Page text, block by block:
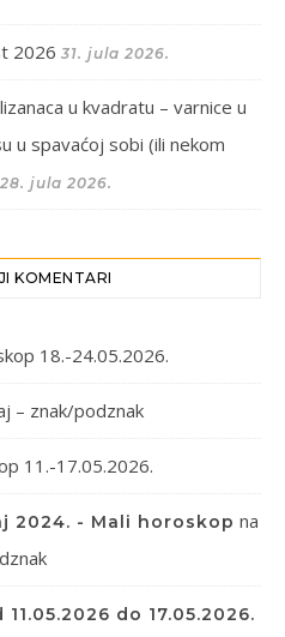
2026 31. jula 2026.
u kvadratu – varnice u
u spavaćoj sobi (ili nekom
28. jula 2026.
KOMENTARI
18.-24.05.2026.
– znak/podznak
11.-17.05.2026.
2024. - Mali horoskop na
do 17.05.2026.